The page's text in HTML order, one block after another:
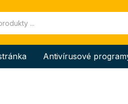
Antivírusové